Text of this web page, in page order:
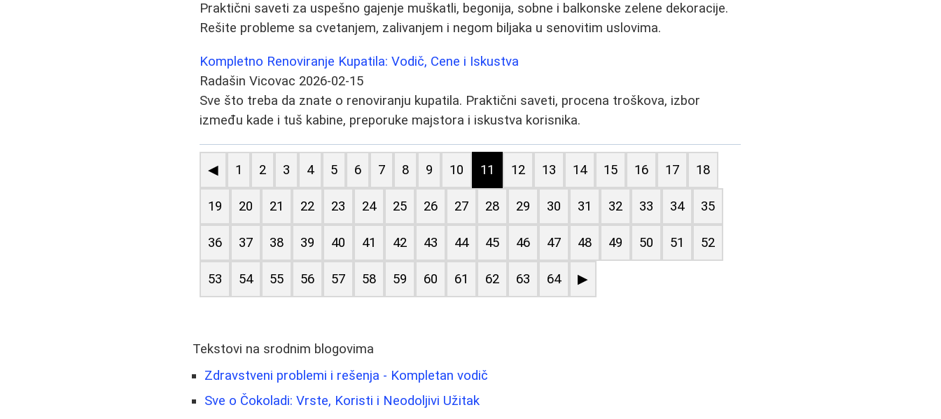
Praktični saveti za uspešno gajenje muškatli, begonija, sobne i balkonske zelene dekoracije.
Rešite probleme sa cvetanjem, zalivanjem i negom biljaka u senovitim uslovima.
Kompletno Renoviranje Kupatila: Vodič, Cene i Iskustva
Radašin Vicovac 2026-02-15
Sve što treba da znate o renoviranju kupatila. Praktični saveti, procena troškova, izbor
između kade i tuš kabine, preporuke majstora i iskustva korisnika.
◀ 1 2 3 4 5 6 7 8 9 10 11 12 13 14 15 16 17 18
19 20 21 22 23 24 25 26 27 28 29 30 31 32 33 34 35
36 37 38 39 40 41 42 43 44 45 46 47 48 49 50 51 52
53 54 55 56 57 58 59 60 61 62 63 64 ▶
Tekstovi na srodnim blogovima
Zdravstveni problemi i rešenja - Kompletan vodič
Sve o Čokoladi: Vrste, Koristi i Neodoljivi Užitak